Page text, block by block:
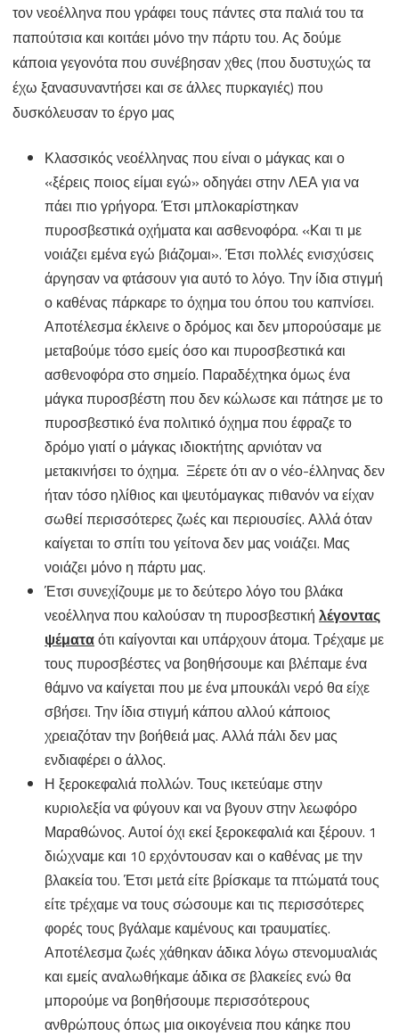
τον νεοέλληνα που γράφει τους πάντες στα παλιά του τα
παπούτσια και κοιτάει μόνο την πάρτυ του. Ας δούμε
κάποια γεγονότα που συνέβησαν χθες (που δυστυχώς τα
έχω ξανασυναντήσει και σε άλλες πυρκαγιές) που
δυσκόλευσαν το έργο μας
Κλασσικός νεοέλληνας που είναι ο μάγκας και ο
«ξέρεις ποιος είμαι εγώ» οδηγάει στην ΛΕΑ για να
πάει πιο γρήγορα. Έτσι μπλοκαρίστηκαν
πυροσβεστικά οχήματα και ασθενοφόρα. «Και τι με
νοιάζει εμένα εγώ βιάζομαι». Έτσι πολλές ενισχύσεις
άργησαν να φτάσουν για αυτό το λόγο. Την ίδια στιγμή
ο καθένας πάρκαρε το όχημα του όπου του καπνίσει.
Αποτέλεσμα έκλεινε ο δρόμος και δεν μπορούσαμε με
μεταβούμε τόσο εμείς όσο και πυροσβεστικά και
ασθενοφόρα στο σημείο. Παραδέχτηκα όμως ένα
μάγκα πυροσβέστη που δεν κώλωσε και πάτησε με το
πυροσβεστικό ένα πολιτικό όχημα που έφραζε το
δρόμο γιατί ο μάγκας ιδιοκτήτης αρνιόταν να
μετακινήσει το όχημα. Ξέρετε ότι αν ο νέο-έλληνας δεν
ήταν τόσο ηλίθιος και ψευτόμαγκας πιθανόν να είχαν
σωθεί περισσότερες ζωές και περιουσίες. Αλλά όταν
καίγεται το σπίτι του γείτoνα δεν μας νοιάζει. Μας
νοιάζει μόνο η πάρτυ μας.
Έτσι συνεχίζουμε με το δεύτερο λόγο του βλάκα
νεοέλληνα που καλούσαν τη πυροσβεστική λέγοντας
ψέματαότι καίγονται και υπάρχουν άτομα. Τρέχαμε με
τους πυροσβέστες να βοηθήσουμε και βλέπαμε ένα
θάμνο να καίγεται που με ένα μπουκάλι νερό θα είχε
σβήσει. Την ίδια στιγμή κάπου αλλού κάποιος
χρειαζόταν την βοήθειά μας. Αλλά πάλι δεν μας
ενδιαφέρει ο άλλος.
Η ξεροκεφαλιά πολλών. Τους ικετεύαμε στην
κυριολεξία να φύγουν και να βγουν στην λεωφόρο
Μαραθώνος. Αυτοί όχι εκεί ξεροκεφαλιά και ξέρουν. 1
διώχναμε και 10 ερχόντουσαν και ο καθένας με την
βλακεία του. Έτσι μετά είτε βρίσκαμε τα πτώματά τους
είτε τρέχαμε να τους σώσουμε και τις περισσότερες
φορές τους βγάλαμε καμένους και τραυματίες.
Αποτέλεσμα ζωές χάθηκαν άδικα λόγω στενομυαλιάς
και εμείς αναλωθήκαμε άδικα σε βλακείες ενώ θα
μπορούμε να βοηθήσουμε περισσότερους
ανθρώπους όπως μια οικογένεια που κάηκε που